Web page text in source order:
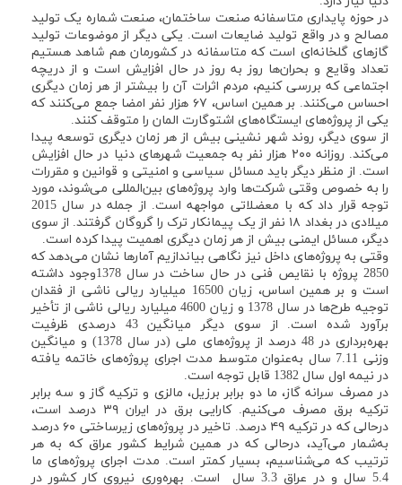
در حوزه پایداری متاسفانه صنعت ساختمان، صنعت شماره یک تولید
مصالح و در واقع تولید ضایعات است. یکی دیگر از موضوعات تولید
گازهای گلخانه‌ای است که متاسفانه در کشورمان هم شاهد هستیم
تعداد وقایع و بحران‌ها روز به روز در حال افزایش است و از دریچه
اجتماعی که بررسی کنیم، مردم اثرات آن را بیشتر از هر زمان دیگری
احساس می‌کنند. بر همین اساس، ۶۷ هزار نفر امضا جمع می‌کنند که
یکی از پروژه‌های ایستگاه‌های اشتوگارت المان را متوقف کنند.
از سوی دیگر، روند شهر نشینی بیش از هر زمان دیگری توسعه پیدا
می‌کند. روزانه ۲۰۰ هزار نفر به جمعیت شهرهای دنیا در حال افزایش
است. از منظر دیگر باید مسائل سیاسی و امنیتی و قوانین و مقررات
را به خصوص وقتی شرکت‌ها وارد پروژه‌های بین‌المللی می‌شوند، مورد
توجه قرار داد که با معضلاتی مواجهه است. از جمله در سال 2015
میلادی در بغداد ۱۸ نفر از یک پیمانکار ترک را گروگان گرفتند. از سوی
دیگر، مسائل ایمنی بیش از هر زمان دیگری اهمیت پیدا کرده است.
وقتی به پروژه‌های داخل نیز نگاهی بیاندازیم آمارها نشان می‌دهد که
2850 پروژه با نقایص فنی در حال ساخت در سال 1378وجود داشته
است و بر همین اساس، زیان 16500 میلیارد ریالی ناشی از فقدان
توجیه طرح‌ها در سال 1378 و زیان 4600 میلیارد ریالی ناشی از تأخیر
برآورد شده است. از سوی دیگر میانگین 43 درصدی ظرفیت
بهره‌برداری در 48 درصد از پروژه‌های ملی (در سال 1378) و میانگین
وزنی 7.11 سال به‌عنوان متوسط مدت اجرای پروژه‌های خاتمه یافته
در نیمه اول سال 1382 قابل توجه است.
در مصرف سرانه گاز، ما دو برابر برزیل، مالزی و ترکیه گاز و سه برابر
ترکیه برق مصرف می‌کنیم. کارایی برق در ایران ۳۹ درصد است،
درحالی که در ترکیه ۴۹ درصد. تاخیر در پروژه‌های زیرساختی ۶۰ درصد
به‌شمار می‌آید، درحالی که در همین شرایط کشور عراق که به هر
ترتیب که می‌شناسیم، بسیار کمتر است. مدت اجرای پروژه‌های ما
5.4 سال و در عراق 3.3 سال است. بهره‌وری نیروی کار کشور در